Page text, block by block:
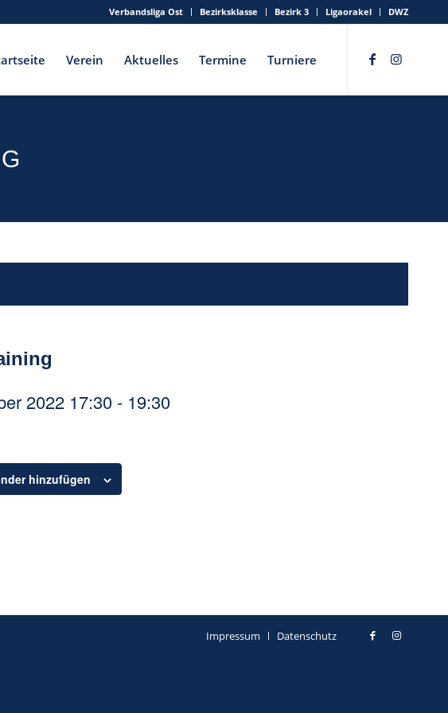
Verbandsliga Ost Bezirksklasse Bezirk 3 Ligaorakel DWZ
Verein Aktuelles Termine Turniere
2022 17:30 - 19:30
hinzufügen
Impressum Datenschutz